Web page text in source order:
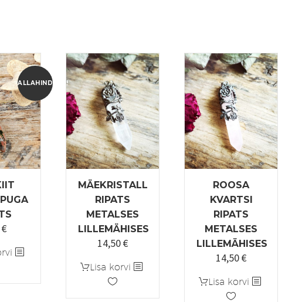
ALLAHINDLUS!
€Praegune
on:
MÄEKRISTALL
RIPATS
METALSES
LILLEMÄHISES
14,50€
Lisa korvi
ROOSA
KVARTSI
RIPATS
METALSES
LILLEMÄHISES
14,50€
Lisa korvi